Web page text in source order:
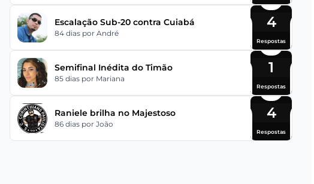
Escalação Sub-20 contra Cuiabá
84 dias por André
4
Respostas
Semifinal Inédita do Timão
85 dias por Mariana
1
Respostas
Raniele brilha no Majestoso
86 dias por João
4
Respostas